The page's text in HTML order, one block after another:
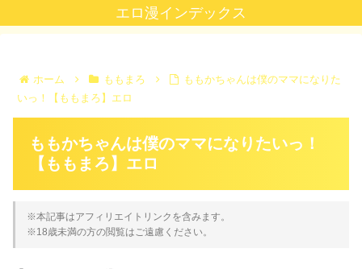
エロ漫インデックス
ホーム ももまろ
ももかちゃんは僕のママになりた
いっ！【ももまろ】エロ
ももかちゃんは僕のママになりたいっ！
【ももまろ】エロ
※本記事はアフィリエイトリンクを含みます。
※18歳未満の方の閲覧はご遠慮ください。